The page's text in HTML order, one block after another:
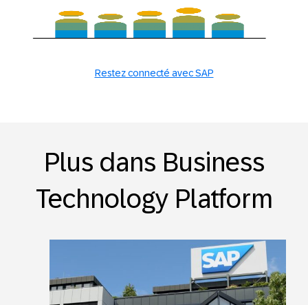
Restez connecté avec SAP
Plus dans Business
Technology Platform